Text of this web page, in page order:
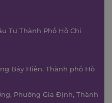
Tư Thành Phố Hồ Chí
Bảy Hiền, Thành phố Hồ
Phường Gia Định, Thành